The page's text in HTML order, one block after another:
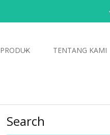
PRODUK TENTANG KAMI
Search